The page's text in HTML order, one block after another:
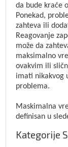
da bude kraće
Ponekad,
zahteva ili
Reagovanje
može da
maksimalno
ovakvim ili
imati nikakvog
problema.
Maskimalna
definisan u
Kategorije